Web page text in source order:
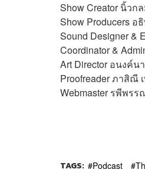
Show Creator นิ้วก
Show Producers อ
Sound Designer &
Coordinator &
Art Director อนงค์น
Proofreaderภาสิณี
Webmaster รพีพรร
TAGS: Podcast